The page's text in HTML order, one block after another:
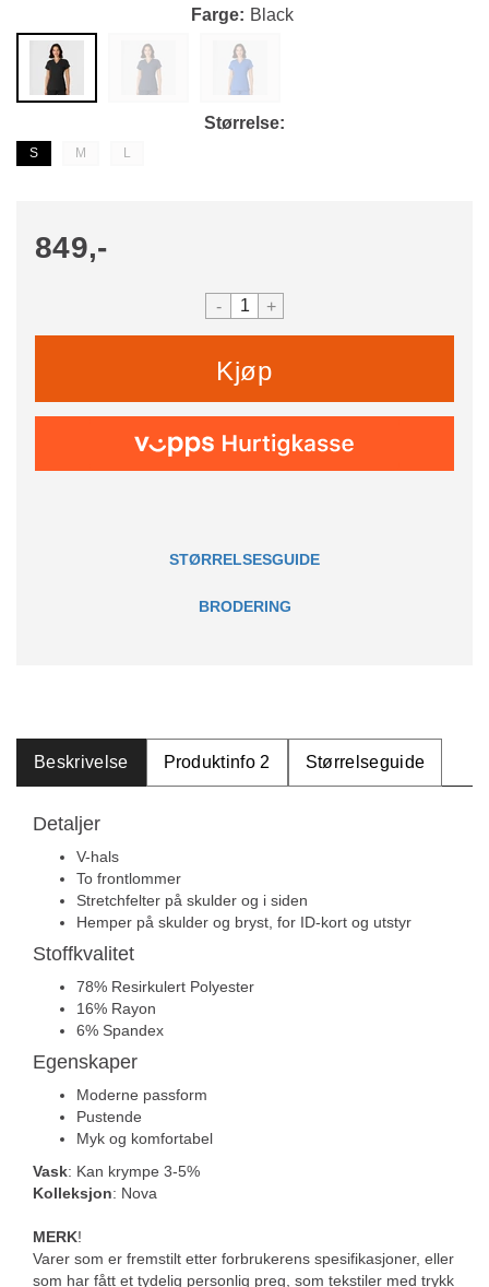
Farge Black
Størrelse
S M L
849,-
- +
Kjøp
STØRRELSESGUIDE
BRODERING
Beskrivelse Produktinfo 2 Størrelseguide
Detaljer
V-hals
To frontlommer
Stretchfelter på skulder og i siden
Hemper på skulder og bryst, for ID-kort og utstyr
Stoffkvalitet
78% Resirkulert Polyester
16% Rayon
6% Spandex
Egenskaper
Moderne passform
Pustende
Myk og komfortabel
Vask: Kan krympe 3-5%
Kolleksjon: Nova
MERK!
Varer som er fremstilt etter forbrukerens spesifikasjoner, eller
som har fått et tydelig personlig preg, som tekstiler med trykk